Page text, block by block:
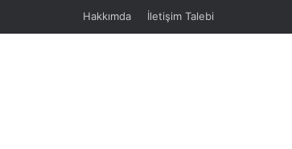
Hakkımda İletişim Talebi